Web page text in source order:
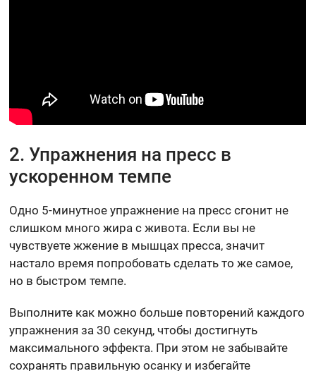
2. Упражнения на пресс в
ускоренном темпе
Одно 5-минутное упражнение на пресс сгонит не
слишком много жира с живота. Если вы не
чувствуете жжение в мышцах пресса, значит
настало время попробовать сделать то же самое,
но в быстром темпе.
Выполните как можно больше повторений каждого
упражнения за 30 секунд, чтобы достигнуть
максимального эффекта. При этом не забывайте
сохранять правильную осанку и избегайте